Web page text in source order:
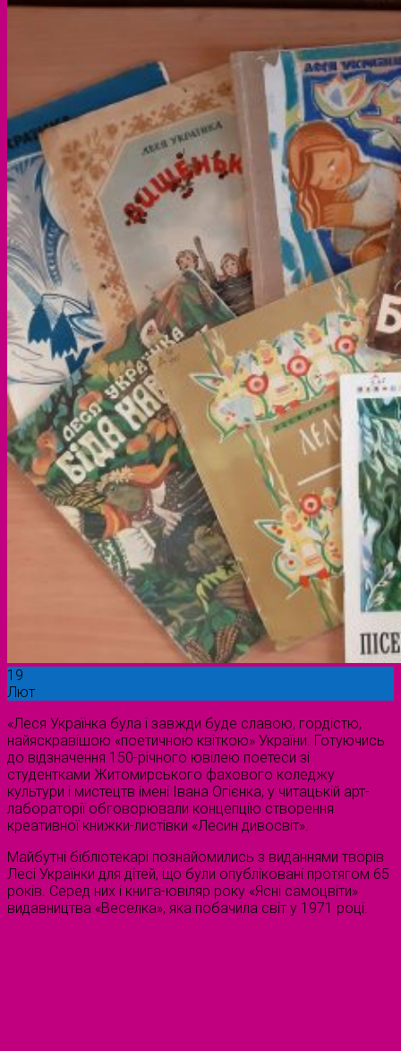
19
Лют
«Леся Українка була і завжди буде славою, гордістю,
найяскравішою «поетичною квіткою» України. Готуючись
до відзначення 150-річного ювілею поетеси зі
студентками Житомирського фахового коледжу
культури і мистецтв імені Івана Огієнка, у читацькій арт-
лабораторії обговорювали концепцію створення
креативної книжки-листівки «Лесин дивосвіт».
Майбутні бібліотекарі познайомились з виданнями творів
Лесі Українки для дітей, що були опубліковані протягом 65
років. Серед них і книга-ювіляр року «Ясні самоцвіти»
видавництва «Веселка», яка побачила світ у 1971 році.